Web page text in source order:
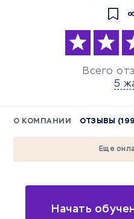
Всего
5
О КОМПАНИИ ОТЗЫВЫ
Еще
Начать